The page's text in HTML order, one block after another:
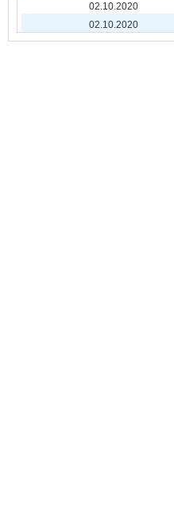
02.10.2020
02.10.2020